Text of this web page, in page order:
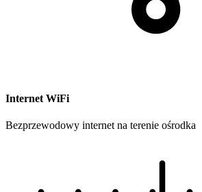
Internet WiFi
Bezprzewodowy internet na terenie ośrodka